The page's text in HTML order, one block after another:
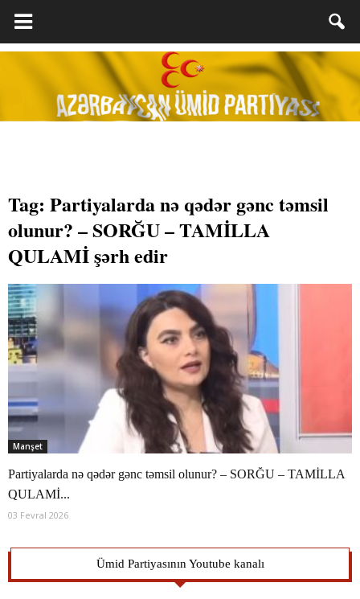
Tag: Partiyalarda nə qədər gənc təmsil
olunur? – SORĞU – TAMİLLA
QULAMİ şərh edir
Manşet
Partiyalarda nə qədər gənc təmsil olunur? – SORĞU – TAMİLLA
QULAMİ...
03 Fevral 2026
Ümid Partiyasının Youtube kanalı